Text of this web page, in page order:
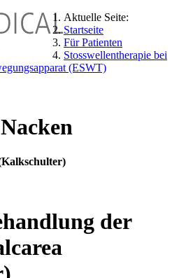
Aktuelle Seite:
Startseite
Für Patienten
Stosswellentherapie bei
(ESWT)
der